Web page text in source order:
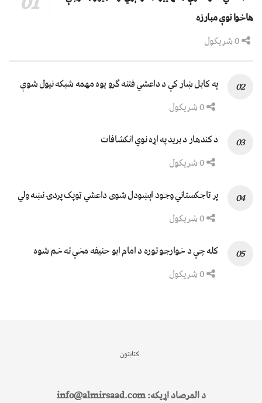
هاخوا نوې مبارزه
په کابل ښار کې د داعشي فتنه ګرو يوه مهمه شبکه نيول شوې
د کندهار د برید په اړه نوي انکشافات
پر تاجکستاني وجود اېښودل شوی داعشي ټوپک پردۍ نښه ولي
کله چې د خوارجو توره د امام ابو حنیفه مخې ته خم شوه
کتابتون
د المرصاد اړیکه: info@almirsaad.com